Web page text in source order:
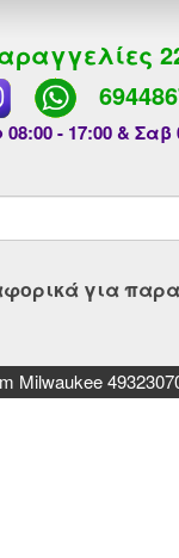
- 17:00 & Σαβ
για
Milwaukee